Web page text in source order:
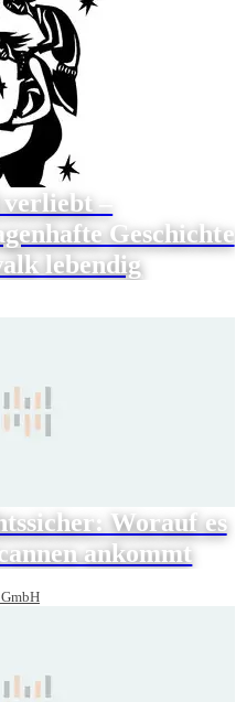
–
Geschichte
lebendig
Worauf es
ankommt